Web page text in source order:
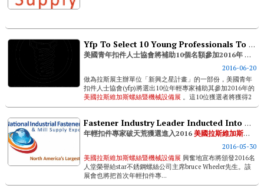
Yfp To Select 10 Young Professionals To Attend Nifmse’16
美國青年扣件人士協會將補助10個名額參加2016年美國拉斯維加斯螺絲暨機械設備展
2016-06-20
做為拉斯展主辦單位「新興之星計畫」的一部份，美國青年
扣件人士協會(yfp)將選出10位年輕專家補助其參加2016年的
美國拉斯維加斯螺絲暨機械設備展 。這10位獲選者將獲得2
晚免費住宿harrah’s飯店和免費進場參觀展會門票的機會。
Fastener Industry Leader Inducted Into Hall Of Fame; Young Fastener Professional Get Industry Recognition In First-ever Award
年輕扣件專家破天荒獲選進入2016美國拉斯維加斯螺絲暨機械設備展
2016-05-30
美國拉斯維加斯螺絲暨機械設備展興奮地宣布將頒發2016名
人堂榮譽給star不銹鋼螺絲公司主席bruce Wheeler先生。該
展會也將把首次年輕扣件專...